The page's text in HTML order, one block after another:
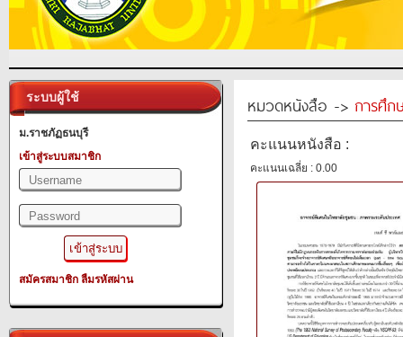
ระบบผู้ใช้
ม.ราชภัฏธนบุรี
เข้าสู่ระบบสมาชิก
สมัครสมาชิก ลืมรหัสผ่าน
หมวดหนังสือ -> การศึก
คะแนนหนังสือ :
คะแนนเฉลี่ย : 0.00